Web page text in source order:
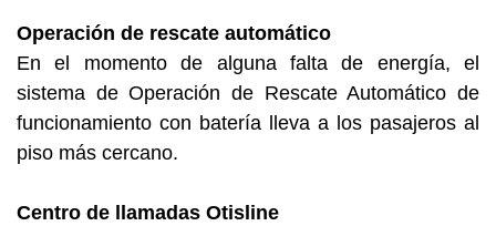
Operación de rescate automático
En el momento de alguna falta de energía, el
sistema de Operación de Rescate Automático de
funcionamiento con batería lleva a los pasajeros al
piso más cercano.
Centro de llamadas Otisline